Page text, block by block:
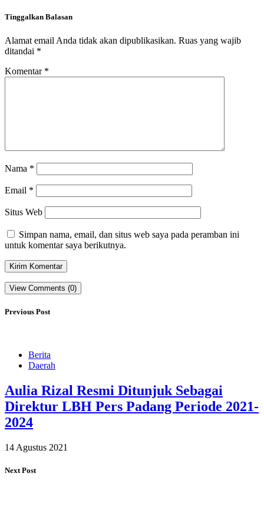
Tinggalkan Balasan
Alamat email Anda tidak akan dipublikasikan. Ruas yang wajib
ditandai *
Komentar *
Nama *
Email *
Situs Web
Simpan nama, email, dan situs web saya pada peramban ini
untuk komentar saya berikutnya.
View Comments (0)
Previous Post
Berita
Daerah
Aulia Rizal Resmi Ditunjuk Sebagai
Direktur LBH Pers Padang Periode 2021-
2024
14 Agustus 2021
Next Post